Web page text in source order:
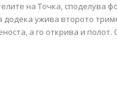
на Точка, споделува
додека ужива второто
а го открива и полот.